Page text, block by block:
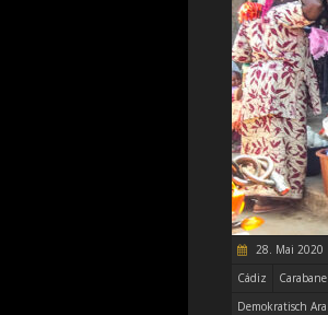
28. Mai 2020
Cádiz
Carabane
Demokratisch